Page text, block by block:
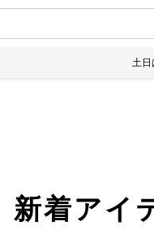
土日は全品
新着アイ